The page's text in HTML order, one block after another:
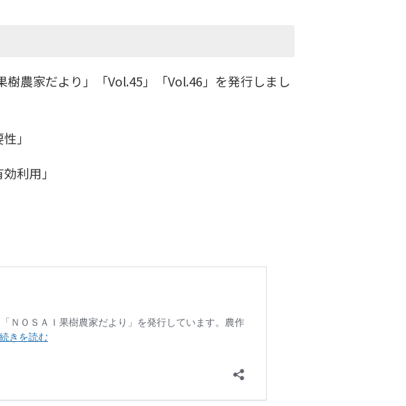
農家だより」「Vol.45」「Vol.46」を発行しまし
」
利用」